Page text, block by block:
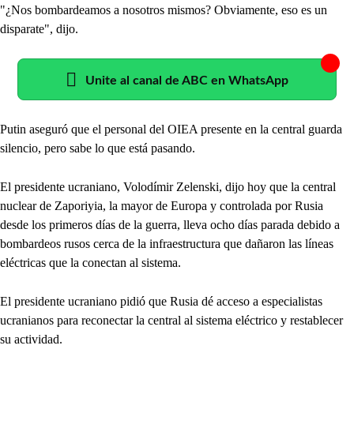
"¿Nos bombardeamos a nosotros mismos? Obviamente, eso es un
disparate", dijo.
Unite al canal de ABC en WhatsApp
Putin aseguró que el personal del OIEA presente en la central guarda
silencio, pero sabe lo que está pasando.
El presidente ucraniano, Volodímir Zelenski, dijo hoy que la central
nuclear de Zaporiyia, la mayor de Europa y controlada por Rusia
desde los primeros días de la guerra, lleva ocho días parada debido a
bombardeos rusos cerca de la infraestructura que dañaron las líneas
eléctricas que la conectan al sistema.
El presidente ucraniano pidió que Rusia dé acceso a especialistas
ucranianos para reconectar la central al sistema eléctrico y restablecer
su actividad.